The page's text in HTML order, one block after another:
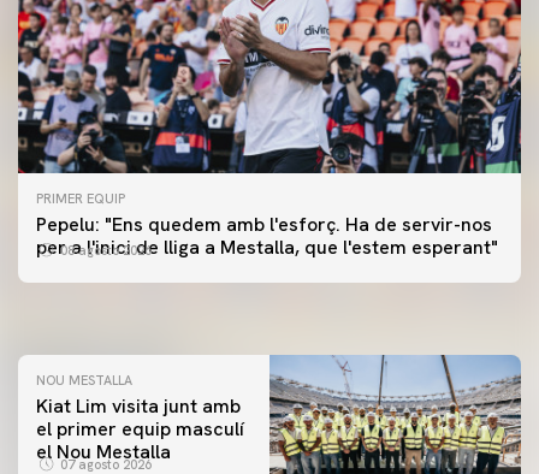
PRIMER EQUIP
Pepelu: "Ens quedem amb l'esforç. Ha de servir-nos
per a l'inici de lliga a Mestalla, que l'estem esperant"
08 agosto 2026
PRIMER EQUIP
📸 #ValenciaNUFC
PRIMER EQUIP
MESTALLA 📍
NOU MESTALLA
Kiat Lim visita junt amb
el primer equip masculí
el Nou Mestalla
07 agosto 2026